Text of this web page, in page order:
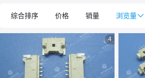
综合排序 价格 销量 浏览量
4